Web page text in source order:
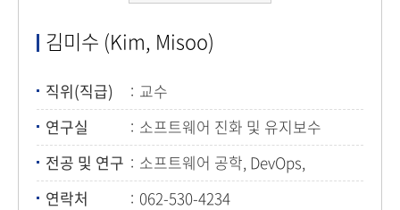
김미수 (Kim, Misoo)
직위(직급)
교수
연구실
소프트웨어 진화 및 유지보수
연구실
전공 및 연구
소프트웨어 공학, DevOps,
자연어처리
연락처
062-530-4234